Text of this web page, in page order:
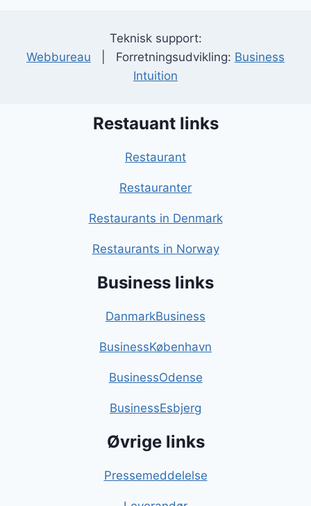
Teknisk support:
Webbureau | Forretningsudvikling: Business
Intuition
Restauant links
Restaurant
Restauranter
Restaurants in Denmark
Restaurants in Norway
Business links
DanmarkBusiness
BusinessKøbenhavn
BusinessOdense
BusinessEsbjerg
Øvrige links
Pressemeddelelse